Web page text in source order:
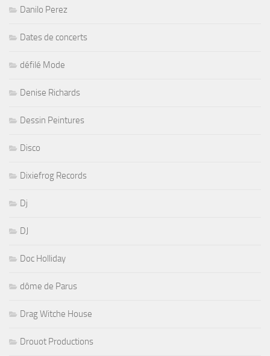
Danilo Perez
Dates de concerts
défilé Mode
Denise Richards
Dessin Peintures
Disco
Dixiefrog Records
Dj
DJ
Doc Holliday
dôme de Parus
Drag Witche House
Drouot Productions